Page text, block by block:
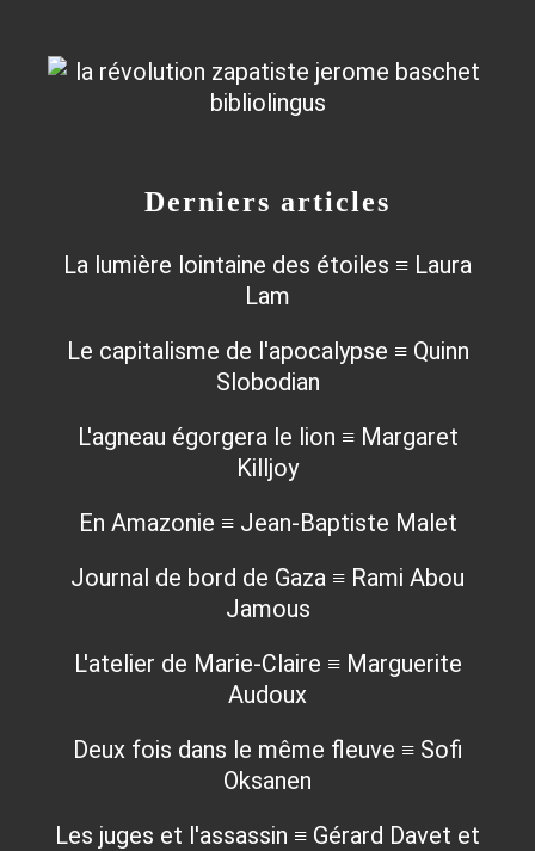
Derniers articles
La lumière lointaine des étoiles ≡ Laura
Lam
Le capitalisme de l'apocalypse ≡ Quinn
Slobodian
L'agneau égorgera le lion ≡ Margaret
Killjoy
En Amazonie ≡ Jean-Baptiste Malet
Journal de bord de Gaza ≡ Rami Abou
Jamous
L'atelier de Marie-Claire ≡ Marguerite
Audoux
Deux fois dans le même fleuve ≡ Sofi
Oksanen
Les juges et l'assassin ≡ Gérard Davet et